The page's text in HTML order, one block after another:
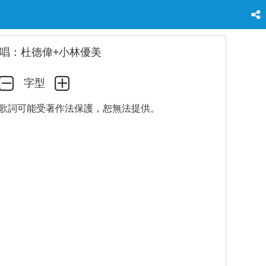
：杜德偉+小林優美
字型
詞可能受著作法保護，恕無法提供。